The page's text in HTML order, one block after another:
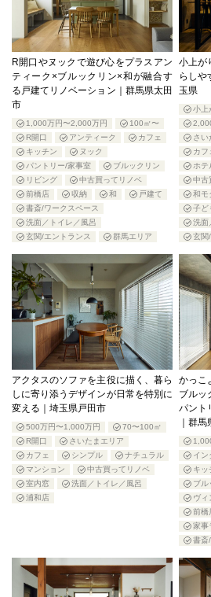
R開口やヌックで遊び心をプラスアン
ティーク×ブルックリン×和が融合す
る戸建てリノベーション｜群馬県太田
市
1,000万円〜2,000万円
100㎡〜
R開口
アンティーク
カフェ
キッチン
ヌック
パントリー/家事室
ブルックリン
リビング
中古買ってリノベ
前橋店
収納 和
戸建て
書斎/ワークスペース
洗面／トイレ／風呂
玄関/エントランス
群馬エリア
小上が
らしや
玉県
小上
さい
カフ
ホテ
中古
和モ
子ど
洗面
玄関
アクタスのソファを主役に描く、暮ら
しに寄り添うデザインが日常を特別に
変える｜埼玉県戸田市
500万円〜1,000万円
70〜100㎡
R開口
さいたまエリア
カフェ
シンプル
ナチュラル
マンション
中古買ってリノベ
室内窓
洗面／トイレ／風呂
浦和店
かっこ
ブルッ
パント
｜群
イン
キッ
ブル
ヴィ
前橋
家事
書斎